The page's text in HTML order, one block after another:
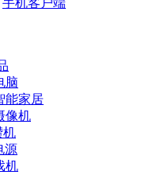
手机客户端
脑
能家居
像机
机
源
机